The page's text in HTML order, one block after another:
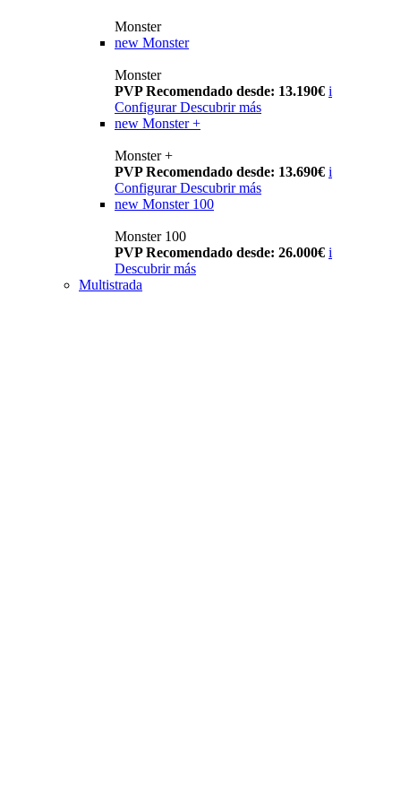
Monster
new Monster
Monster
PVP Recomendado desde: 13.190€ i
Configurar Descubrir más
new Monster +
Monster +
PVP Recomendado desde: 13.690€ i
Configurar Descubrir más
new Monster 100
Monster 100
PVP Recomendado desde: 26.000€ i
Descubrir más
Multistrada